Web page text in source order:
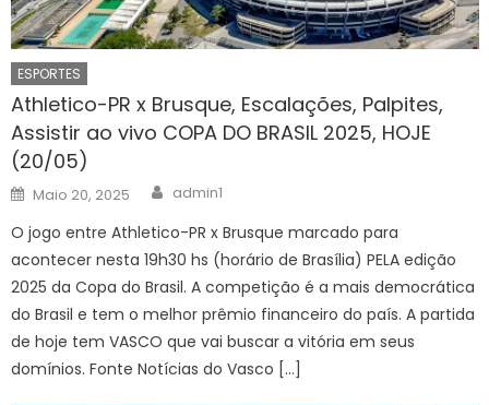
ESPORTES
Athletico-PR x Brusque, Escalações, Palpites,
Assistir ao vivo COPA DO BRASIL 2025, HOJE
(20/05)
Posted
on
Maio 20, 2025 Author
admin1
O jogo entre Athletico-PR x Brusque marcado para
acontecer nesta 19h30 hs (horário de Brasília) PELA edição
2025 da Copa do Brasil. A competição é a mais democrática
do Brasil e tem o melhor prêmio financeiro do país. A partida
de hoje tem VASCO que vai buscar a vitória em seus
domínios. Fonte Notícias do Vasco […]